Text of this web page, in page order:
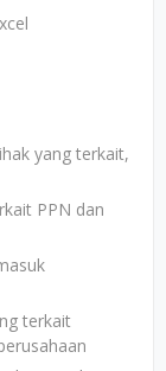
yang terkait,
PPN dan
terkait